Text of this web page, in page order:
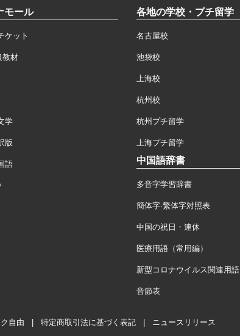
モール
ケット
教材
学
版
語
各地の学校・プチ留学
名古屋校
池袋校
上海校
杭州校
杭州プチ留学
上海プチ留学
中国語辞書
多音字学習辞書
簡体字·繁体字対照表
中国の祝日・連休
医療用語（常用編）
新型コロナウイルス関連用語
音節表
自由 特定商取引法に基づく表記 ニュースリリース